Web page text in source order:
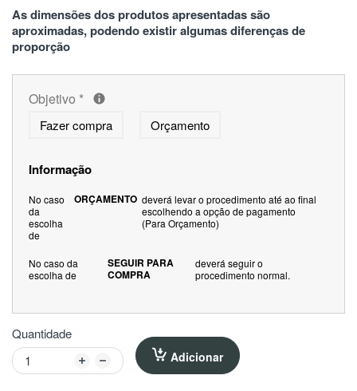
As dimensões dos produtos apresentadas são
aproximadas, podendo existir algumas diferenças de
proporção
Objetivo *
Fazer compra Orçamento
Informação
No caso
da
escolha
de
ORÇAMENTO deverá levar o procedimento até ao final
escolhendo a opção de pagamento
(Para Orçamento)
No caso da
escolha de
SEGUIR PARA
COMPRA
deverá seguir o
procedimento normal.
Quantidade
Adicionar